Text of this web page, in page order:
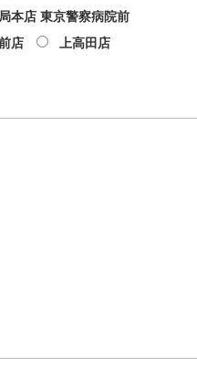
本店 東京警察病院前
店
上高田店